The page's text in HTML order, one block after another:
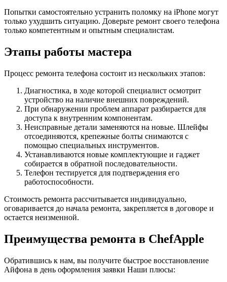
Попытки самостоятельно устранить поломку на iPhone могут
только ухудшить ситуацию. Доверьте ремонт своего телефона
только компетентным и опытным специалистам.
Этапы работы мастера
Процесс ремонта телефона состоит из нескольких этапов:
Диагностика, в ходе которой специалист осмотрит
устройство на наличие внешних повреждений.
При обнаружении проблем аппарат разбирается для
доступа к внутренним компонентам.
Неисправные детали заменяются на новые. Шлейфы
отсоединяются, крепежные болты снимаются с
помощью специальных инструментов.
Устанавливаются новые комплектующие и гаджет
собирается в обратной последовательности.
Телефон тестируется для подтверждения его
работоспособности.
Стоимость ремонта рассчитывается индивидуально,
оговаривается до начала ремонта, закрепляется в договоре и
остается неизменной.
Преимущества ремонта в ChefApple
Обратившись к нам, вы получите быстрое восстановление
Айфона в день оформления заявки Наши плюсы: